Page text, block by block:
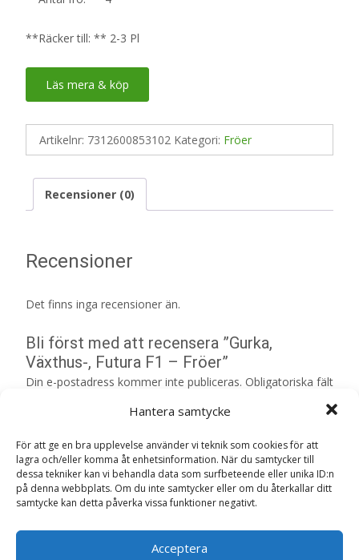
Hantera samtycke
För att ge en bra upplevelse använder vi teknik som cookies för att
lagra och/eller komma åt enhetsinformation. När du samtycker till
dessa tekniker kan vi behandla data som surfbeteende eller unika ID:n
på denna webbplats. Om du inte samtycker eller om du återkallar ditt
samtycke kan detta påverka vissa funktioner negativt.
Acceptera
**Räcker till: ** 2-3 Pl
Läs mera & köp
Artikelnr: 7312600853102 Kategori: Fröer
Recensioner (0)
Recensioner
Det finns inga recensioner än.
Bli först med att recensera ”Gurka,
Växthus-, Futura F1 – Fröer”
Din e-postadress kommer inte publiceras. Obligatoriska fält
Din recension*